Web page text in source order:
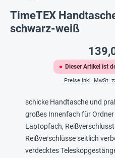
TimeTEX
schwarz-weiß
Dieser Artikel ist
Preise inkl. MwSt.
schicke Handtasche und
großes Innenfach für Ordner
Laptopfach,
Reißverschlüsse seitlich
verdecktes